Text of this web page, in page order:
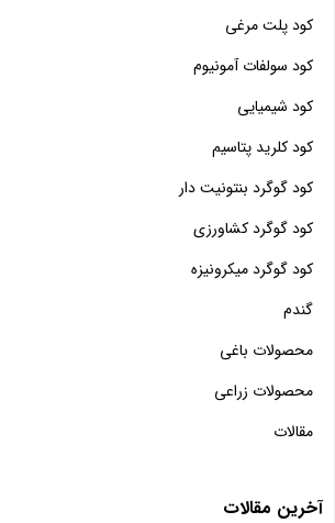
کود پلت مرغی
کود سولفات آمونیوم
کود شیمیایی
کود کلرید پتاسیم
کود گوگرد بنتونیت دار
کود گوگرد کشاورزی
کود گوگرد میکرونیزه
گندم
محصولات باغی
محصولات زراعی
مقالات
آخرین مقالات